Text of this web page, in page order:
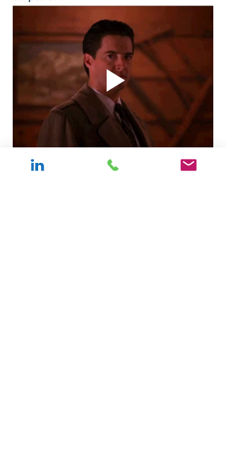
(je sais c'est vintage, mais j'adore Twin